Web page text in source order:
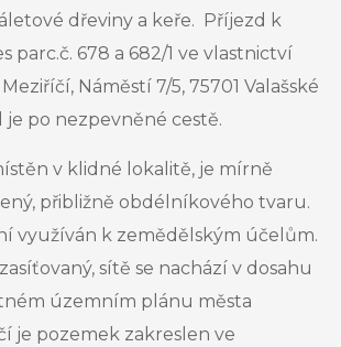
dřeviny a keře. Příjezd k
parc.č. 678 a 682/1 ve vlastnictví
Náměstí 7/5, 75701 Valašské
je po nezpevněné cestě.
v klidné lokalitě, je mírně
přibližně obdélníkového tvaru.
využíván k zemědělským účelům.
sítě se nachází v dosahu
územním plánu města
je pozemek zakreslen ve